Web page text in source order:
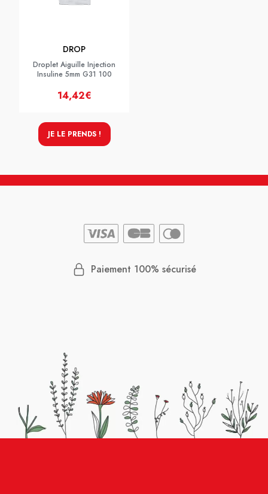
DROP
Droplet Aiguille Injection
Insuline 5mm G31 100
14,42€
JE LE PRENDS !
Paiement 100% sécurisé